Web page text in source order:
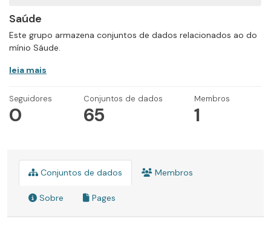
Saúde
Este grupo armazena conjuntos de dados relacionados ao do
mínio Sáude.
leia mais
Seguidores
0
Conjuntos de dados
65
Membros
1
Conjuntos de dados Membros
Sobre Pages